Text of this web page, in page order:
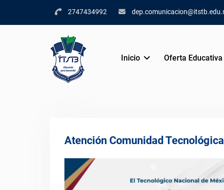
2747434992
Inicio Oferta Educativa
Atención Comunidad